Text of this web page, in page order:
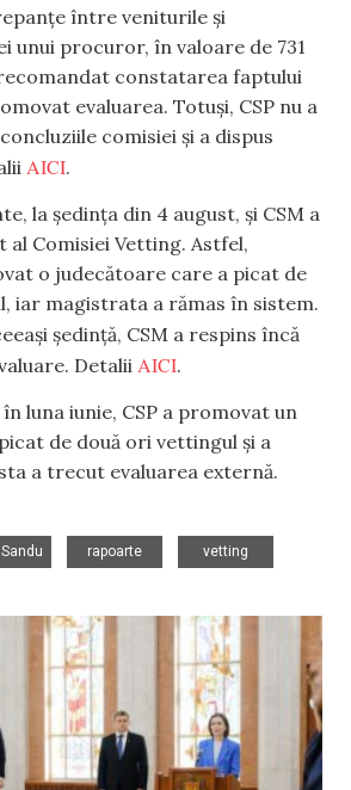
între veniturile și
unui procuror, în valoare de 731
constatarea faptului
evaluarea. Totuși, CSP nu a
comisiei și a dispus
AICI.
la ședința din 4 august, și CSM a
Comisiei Vetting. Astfel,
o judecătoare care a picat de
iar magistrata a rămas în sistem.
ședință, CSM a respins încă
Detalii AICI.
luna iunie, CSP a promovat un
de două ori vettingul și a
a trecut evaluarea externă.
rapoarte
vetting